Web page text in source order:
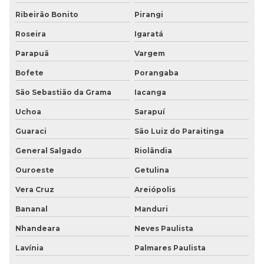
Ribeirão Bonito Pirangi
Roseira Igaratá
Parapuã Vargem
Bofete Porangaba
São Sebastião da Grama Iacanga
Uchoa Sarapuí
Guaraci São Luiz do Paraitinga
General Salgado Riolândia
Ouroeste Getulina
Vera Cruz Areiópolis
Bananal Manduri
Nhandeara Neves Paulista
Lavínia Palmares Paulista